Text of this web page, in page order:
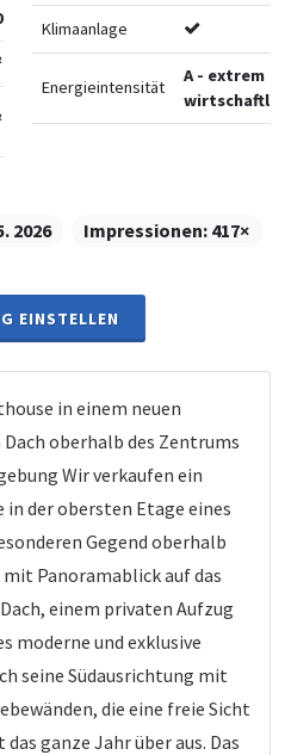
€ Klimaanlage
Energieintensität
A - extrem
2026 Impressionen: 417×
EINSTELLEN
in einem neuen
oberhalb des Zentrums
Wir verkaufen ein
der obersten Etage eines
Gegend oberhalb
Panoramablick auf das
einem privaten Aufzug
moderne und exklusive
seine Südausrichtung mit
die eine freie Sicht
ganze Jahr über aus. Das